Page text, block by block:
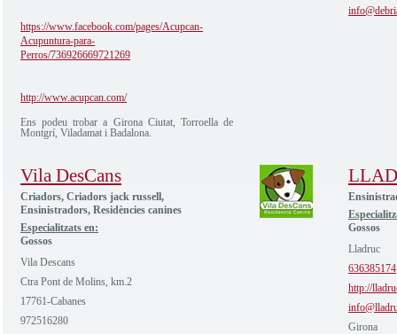
https://www.facebook.com/pages/Acupcan-
Acupuntura-para-
Perros/736926669721269
http://www.acupcan.com/
Ens podeu trobar a Girona Ciutat, Torroella de
Montgrí, Viladamat i Badalona.
Vila DesCans
Criadors, Criadors jack russell,
Ensinistradors, Residències canines
Especialitzats en:
Gossos
Vila Descans
Ctra Pont de Molins, km.2
17761-Cabanes
972516280
Gossos
Lladruc
636385174
http://
Girona